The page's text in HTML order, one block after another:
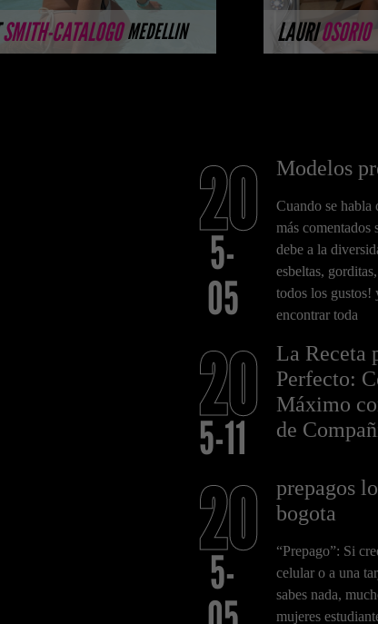
SMITH-CATALOGO MEDELLIN
MÁS INFORMACIÓN LAURIOSORIO
20
5-
05
Modelos
Cuando se habla
más comentados
debe a la
esbeltas,
todos los gustos!
encontrar toda
20
5-11
La Receta
Perfecto:
Máximo
de
20
5-
prepagos
bogota
“Prepago”: Si
celular o a una
sabes nada,
mujeres